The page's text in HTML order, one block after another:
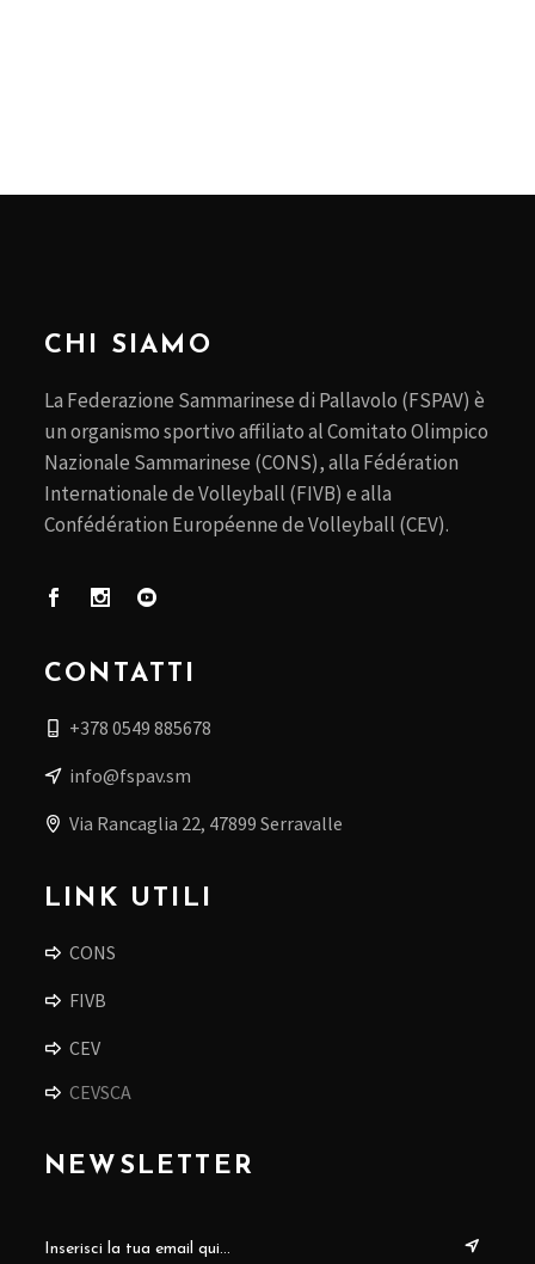
CHI SIAMO
La Federazione Sammarinese di Pallavolo (FSPAV) è
un organismo sportivo affiliato al Comitato Olimpico
Nazionale Sammarinese (CONS), alla Fédération
Internationale de Volleyball (FIVB) e alla
Confédération Européenne de Volleyball (CEV).
CONTATTI
+378 0549 885678
info@fspav.sm
Via Rancaglia 22, 47899 Serravalle
LINK UTILI
CONS
FIVB
CEV
CEVSCA
NEWSLETTER